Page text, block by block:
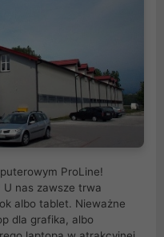
ProLine!
U nas zawsze trwa
albo tablet. Nieważne
dla grafika, albo